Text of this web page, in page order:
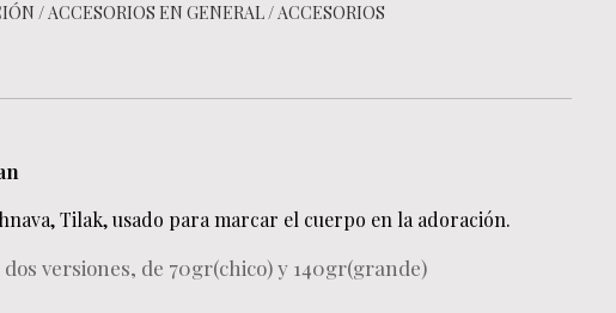
/ACCESORIOS EN GENERAL/ACCESORIOS
Tilak, usado para marcar el cuerpo en la adoración.
dos versiones, de 70gr(chico) y 140gr(grande)